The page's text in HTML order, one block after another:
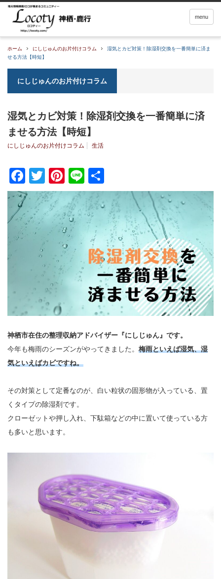
menu
ホーム にしじゅんのお片付けコラム
湿気とカビ対策！除湿剤交換を一番簡単に済ま
せる方法【時短】
にしじゅんのお片付けコラム
湿気とカビ対策！除湿剤交換を一番簡単に済
ませる方法【時短】
にしじゅんのお片付けコラム 生活
Facebook
TwitterPinterest
Line
有
神栖市在住の整理収納アドバイザー『にしじゅん』です。
今年も梅雨のシーズンがやってきました。 梅雨といえば湿気、湿
気といえばカビですね。
その対策として定番なのが、白い粒状の固形物が入っている、置
くタイプの除湿剤です。
クローゼットや押し入れ、下駄箱などの中に置いて使っている方
も多いと思います。